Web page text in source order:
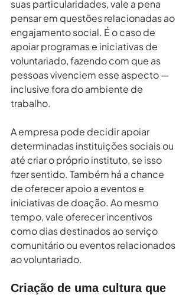
suas particularidades, vale a pena
pensar em questões relacionadas ao
engajamento social. É o caso de
apoiar programas e iniciativas de
voluntariado, fazendo com que as
pessoas vivenciem esse aspecto —
inclusive fora do ambiente de
trabalho.
A empresa pode decidir apoiar
determinadas instituições sociais ou
até criar o próprio instituto, se isso
fizer sentido. Também há a chance
de oferecer apoio a eventos e
iniciativas de doação. Ao mesmo
tempo, vale oferecer incentivos
como dias destinados ao serviço
comunitário ou eventos relacionados
ao voluntariado.
Criação de uma cultura que